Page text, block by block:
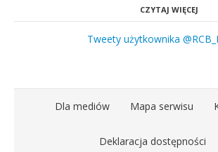
CZYTAJ WIĘCEJ
Tweety użytkownika
Dla mediów Mapa serwisu
Deklaracja dostępności